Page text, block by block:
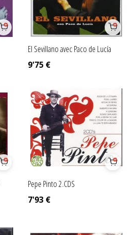
El Sevillano avec Paco de Lucía
9'75 €
Pepe Pinto 2.CDS
7'93 €